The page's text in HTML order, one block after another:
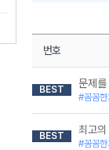
번호
BEST 문제
#꼼꼼
BEST 최고
#꼼꼼